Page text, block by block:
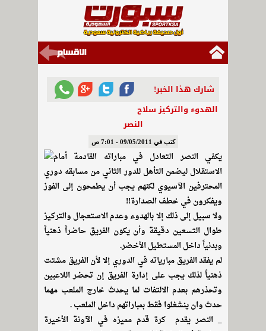
شارك هذا الخبر!
الهدوء والتركيز سلاح
النصر
كتب في 09/05/2011 - 7:01 ص
يكفي النصر التعادل في مباراته القادمة أمام
الاستقلال ليضمن التأهل للدور الثاني من مسابقه دوري
المحترفين الآسيوي لكنهم يجب أن يطمحون إلى الفوز
ويفكرون في خطف الصدارة!!
ولا سبيل إلى ذلك إلا بالهدوء وعدم الاستعجال والتركيز
طوال التسعين دقيقة وأن يكون الفريق حاضراً ذهنياً
وبدنياً داخل المستطيل الأخضر.
لم يفقد الفريق مبارياته في الدوري إلا لأن الفريق مشتت
ذهنياً لذلك يجب على إدارة الفريق إن تحضر اللاعبين
وتحذرهم بعدم الالتفات لما يحدث خارج الملعب مهما
حدث وان ينشغلوا فقط بمباراتهم داخل الملعب .
_ النصر يقدم كرة قدم مميزه في الآونة الأخيرة